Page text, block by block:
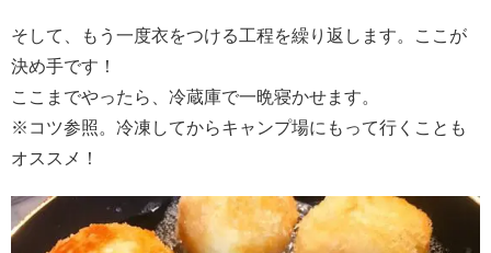
そして、もう一度衣をつける工程を繰り返します。ここが
決め手です！
ここまでやったら、冷蔵庫で一晩寝かせます。
※コツ参照。冷凍してからキャンプ場にもって行くことも
オススメ！